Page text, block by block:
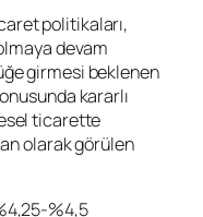
politikaları,
devam
girmesi beklenen
kararlı
ticarette
olarak görülen
%4,5